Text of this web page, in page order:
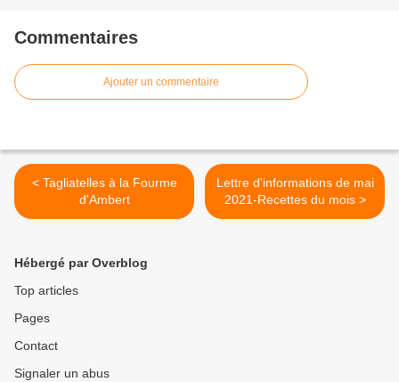
Commentaires
Ajouter un commentaire
< Tagliatelles à la Fourme
d'Ambert
Lettre d'informations de mai
2021-Recettes du mois >
Hébergé par Overblog
Top articles
Pages
Contact
Signaler un abus